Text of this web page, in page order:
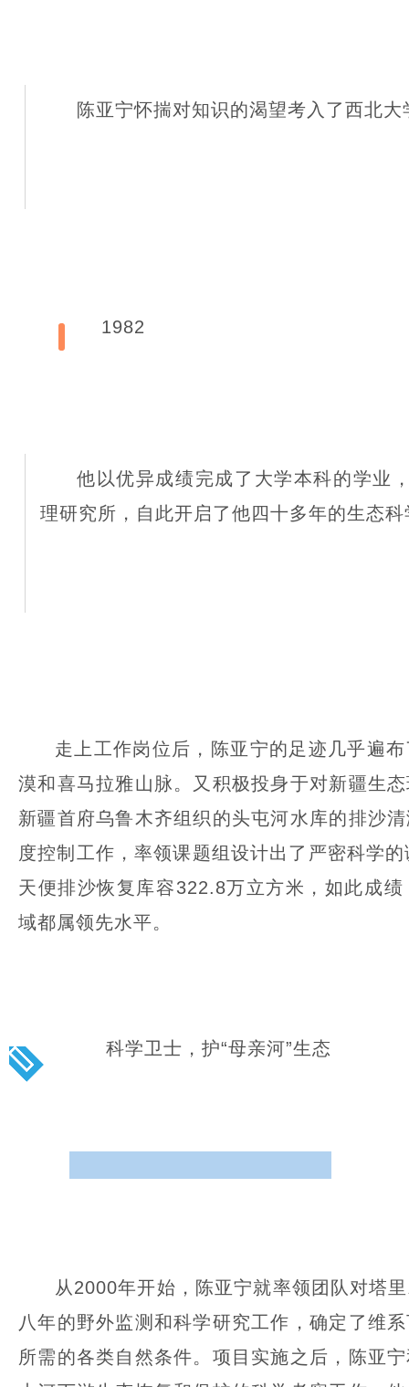
陈亚宁怀揣对知识的渴望考入了西北大
1982
他以优异成绩完成了大学本科的学业
理研究所，自此开启了他四十多年的生态
走上工作岗位后，陈亚宁的足迹几乎遍
漠和喜马拉雅山脉。又积极投身于对新疆生
新疆首府乌鲁木齐组织的头屯河水库的排沙
度控制工作，率领课题组设计出了严密科学
天便排沙恢复库容322.8万立方米，如此成
域都属领先水平。
科学卫士，护“母亲河”生态
从2000年开始，陈亚宁就率领团队对塔
八年的野外监测和科学研究工作，确定了维
所需的各类自然条件。项目实施之后，陈亚